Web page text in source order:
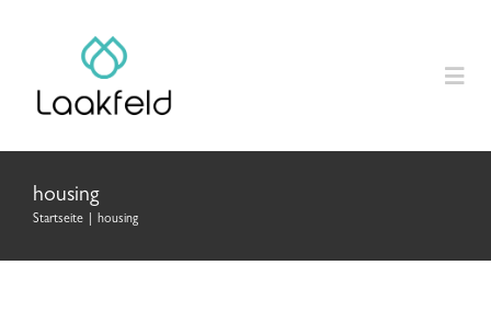
housing
Startseite housing